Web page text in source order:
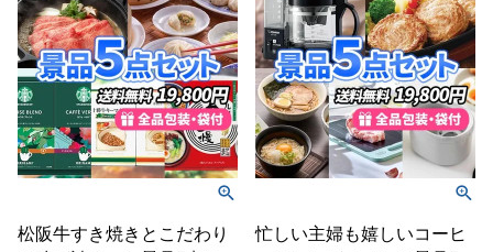
松阪牛すき焼きとこだわり
忙しい主婦も嬉しいコーヒ